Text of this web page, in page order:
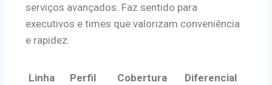
serviços avançados. Faz sentido para
executivos e times que valorizam conveniência
e rapidez.
Linha Perfil Cobertura
Diferencial